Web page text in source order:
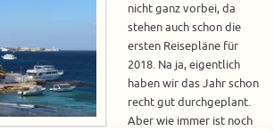
nicht ganz vorbei, da
stehen auch schon die
ersten Reisepläne für
2018. Na ja, eigentlich
haben wir das Jahr schon
recht gut durchgeplant.
Aber wie immer ist noch